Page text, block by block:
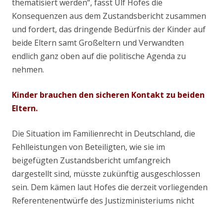
thematisiert werden“, fasst Ulf Hofes die
Konsequenzen aus dem Zustandsbericht zusammen
und fordert, das dringende Bedürfnis der Kinder auf
beide Eltern samt Großeltern und Verwandten
endlich ganz oben auf die politische Agenda zu
nehmen.
Kinder brauchen den sicheren Kontakt zu beiden
Eltern.
Die Situation im Familienrecht in Deutschland, die
Fehlleistungen von Beteiligten, wie sie im
beigefügten Zustandsbericht umfangreich
dargestellt sind, müsste zukünftig ausgeschlossen
sein. Dem kämen laut Hofes die derzeit vorliegenden
Referentenentwürfe des Justizministeriums nicht